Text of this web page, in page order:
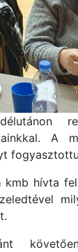
A
kmb hívta